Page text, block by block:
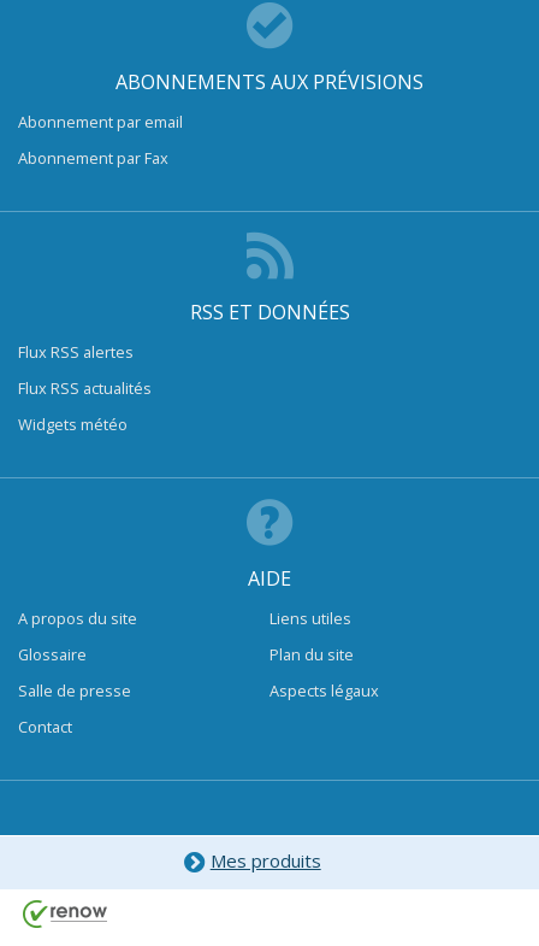
ABONNEMENTS AUX PRÉVISIONS
Abonnement par email
Abonnement par Fax
RSS ET DONNÉES
Flux RSS alertes
Flux RSS actualités
Widgets météo
AIDE
A propos du site
Glossaire
Salle de presse
Contact
Liens utiles
Plan du site
Aspects légaux
Mes produits